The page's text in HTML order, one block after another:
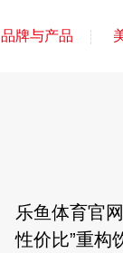
品牌与产品
乐鱼体育官
性价比”重构